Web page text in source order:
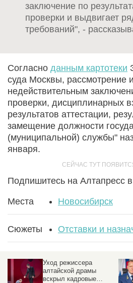
заключение по
проверки и выдвигает
требований", -
Согласно данным картотеки
суда Москвы, рассмотрение
недействительным
проверки, дисциплинарных
результатов аттестации,
замещение должности
(муниципальной) службы"
января.
Подпишитесь на Алтапресс в
Места Новосибирск
Сюжеты Отставки и
Уход режиссера
алтайской драмы
вскрыл кадровые